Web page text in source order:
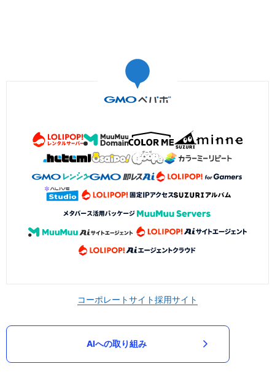
コーポレートサイト採用サイト
AIへの取り組み